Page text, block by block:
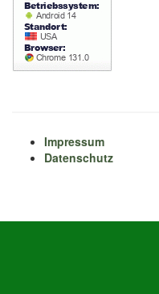
Impressum
Datenschutz